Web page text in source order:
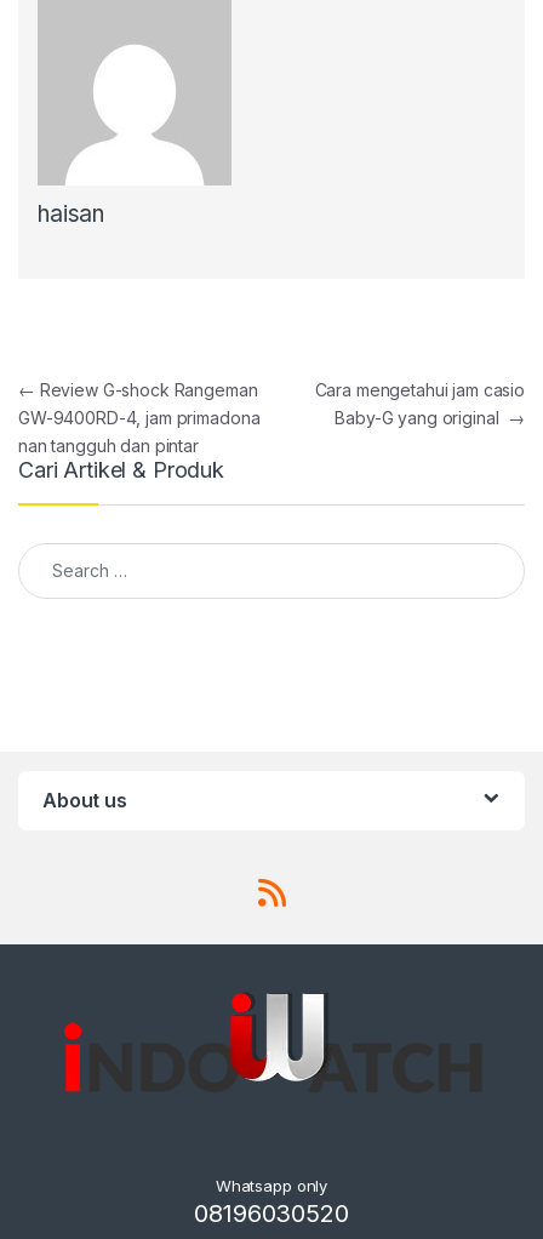
haisan
Post navigation
← Review G-shock Rangeman
GW-9400RD-4, jam primadona
nan tangguh dan pintar
Cara mengetahui jam casio
Baby-G yang original →
Cari Artikel & Produk
Search for:
About us
Whatsapp only
08196030520